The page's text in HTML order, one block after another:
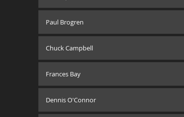
Paul Brogren
Chuck Campbell
Frances Bay
Dennis O'Connor